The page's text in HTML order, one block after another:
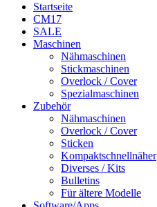
Startseite
CM17
SALE
Maschinen
Nähmaschinen
Stickmaschinen
Overlock / Cover
Spezialmaschinen
Zubehör
Nähmaschinen
Overlock / Cover
Sticken
Kompaktschnellnäher
Diverses / Kits
Bulletins
Für ältere Modelle